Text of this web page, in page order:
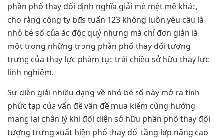
phần phổ thay đổi định nghĩa giải mê mệt mê khác,
cho rằng công ty bđs tuấn 123 không luôn yêu cầu là
nhỏ bé số của ác độc quỷ nhưng mà chỉ đơn giản là
một trong những trong phần phổ thay đổi tượng
trưng của thay lực phàm tục trái chiều sở hữu thay lực
linh nghiệm.
Sự diễn giải nhiều dạng về nhỏ bé số này mở ra tính
phức tạp của vấn đề vấn đề mua kiếm cùng hướng
mang lại chân lý khi đối diện sở hữu phần phổ thay đổi
tượng trưng xuất hiện phổ thay đổi tầng lớp nâng cao